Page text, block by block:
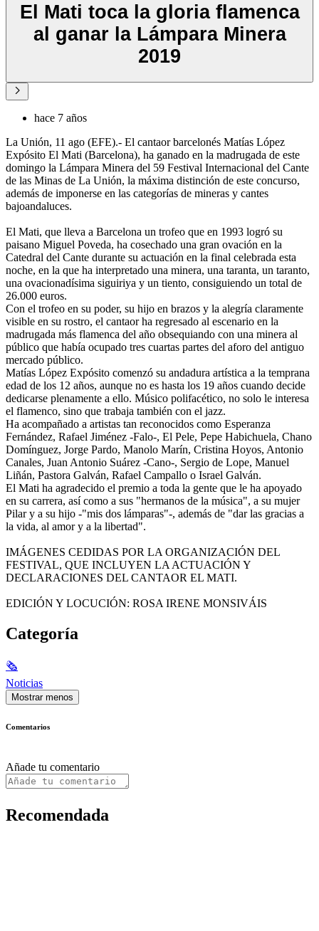
El Mati toca la gloria flamenca
al ganar la Lámpara Minera
2019
hace 7 años
La Unión, 11 ago (EFE).- El cantaor barcelonés Matías López
Expósito El Mati (Barcelona), ha ganado en la madrugada de este
domingo la Lámpara Minera del 59 Festival Internacional del Cante
de las Minas de La Unión, la máxima distinción de este concurso,
además de imponerse en las categorías de mineras y cantes
bajoandaluces.
El Mati, que lleva a Barcelona un trofeo que en 1993 logró su
paisano Miguel Poveda, ha cosechado una gran ovación en la
Catedral del Cante durante su actuación en la final celebrada esta
noche, en la que ha interpretado una minera, una taranta, un taranto,
una ovacionadísima siguiriya y un tiento, consiguiendo un total de
26.000 euros.
Con el trofeo en su poder, su hijo en brazos y la alegría claramente
visible en su rostro, el cantaor ha regresado al escenario en la
madrugada más flamenca del año obsequiando con una minera al
público que había ocupado tres cuartas partes del aforo del antiguo
mercado público.
Matías López Expósito comenzó su andadura artística a la temprana
edad de los 12 años, aunque no es hasta los 19 años cuando decide
dedicarse plenamente a ello. Músico polifacético, no solo le interesa
el flamenco, sino que trabaja también con el jazz.
Ha acompañado a artistas tan reconocidos como Esperanza
Fernández, Rafael Jiménez -Falo-, El Pele, Pepe Habichuela, Chano
Domínguez, Jorge Pardo, Manolo Marín, Cristina Hoyos, Antonio
Canales, Juan Antonio Suárez -Cano-, Sergio de Lope, Manuel
Liñán, Pastora Galván, Rafael Campallo o Israel Galván.
El Mati ha agradecido el premio a toda la gente que le ha apoyado
en su carrera, así como a sus "hermanos de la música", a su mujer
Pilar y a su hijo -"mis dos lámparas"-, además de "dar las gracias a
la vida, al amor y a la libertad".
IMÁGENES CEDIDAS POR LA ORGANIZACIÓN DEL
FESTIVAL, QUE INCLUYEN LA ACTUACIÓN Y
DECLARACIONES DEL CANTAOR EL MATI.
EDICIÓN Y LOCUCIÓN: ROSA IRENE MONSIVÁIS
Categoría
🗞
Noticias
Mostrar menos
Comentarios
Añade tu comentario
Recomendada